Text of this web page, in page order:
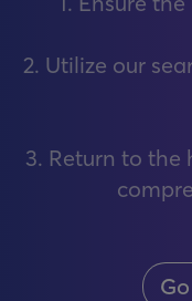
2. Utilize our
3. Return to